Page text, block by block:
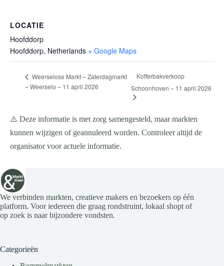
LOCATIE
Hoofddorp
Hoofddorp, Netherlands + Google Maps
Weerselose Markt – Zaterdagmarkt
– Weerselo – 11 april 2026
Kofferbakverkoop
Schoonhoven – 11 april 2026
⚠️ Deze informatie is met zorg samengesteld, maar markten
kunnen wijzigen of geannuleerd worden. Controleer altijd de
organisator voor actuele informatie.
We verbinden markten, creatieve makers en bezoekers op één
platform. Voor iedereen die graag rondstruint, lokaal shopt of
op zoek is naar bijzondere vondsten.
Categorieën